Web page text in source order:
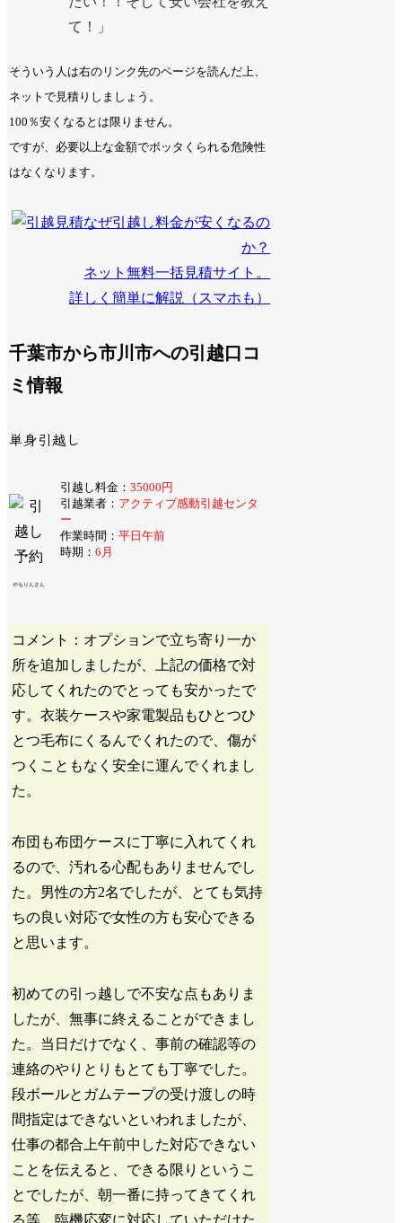
て！」
そういう人は右のリンク先のページを読んだ上、
ネットで見積りしましょう。
100％安くなるとは限りません。
ですが、必要以上な金額でボッタくられる危険性
はなくなります。
なぜ引越し料金が安くなるの
か？
ネット無料一括見積サイト。
詳しく簡単に解説（スマホも）
千葉市から市川市への引越口コ
ミ情報
単身引越し
やもりんさん
引越し料金： 35000円
引越業者： アクティブ感動引越センタ
ー
作業時間： 平日午前
時期： 6月
コメント：オプションで立ち寄り一か
所を追加しましたが、上記の価格で対
応してくれたのでとっても安かったで
す。衣装ケースや家電製品もひとつひ
とつ毛布にくるんでくれたので、傷が
つくこともなく安全に運んでくれまし
た。
布団も布団ケースに丁寧に入れてくれ
るので、汚れる心配もありませんでし
た。男性の方2名でしたが、とても気持
ちの良い対応で女性の方も安心できる
と思います。
初めての引っ越しで不安な点もありま
したが、無事に終えることができまし
た。当日だけでなく、事前の確認等の
連絡のやりとりもとても丁寧でした。
段ボールとガムテープの受け渡しの時
間指定はできないといわれましたが、
仕事の都合上午前中した対応できない
ことを伝えると、できる限りというこ
とでしたが、朝一番に持ってきてくれ
る等、臨機応変に対応していただけた